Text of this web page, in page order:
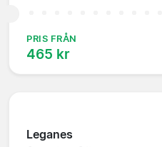
PRIS FRÅN
465 kr
Leganes